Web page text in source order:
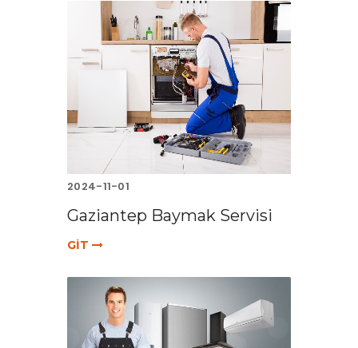
2024-11-01
Gaziantep Baymak Servisi
GİT